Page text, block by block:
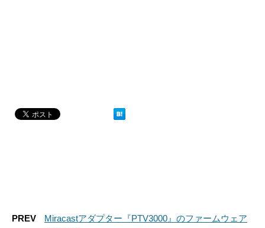
PREV
Miracastアダプター『PTV3000』のファームウェア